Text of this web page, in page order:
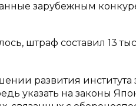
зарубежным
штраф составил 13
развития
указать на законы